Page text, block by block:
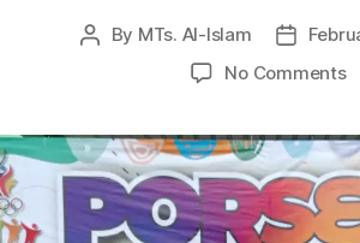
Post
By MTs. Al-Islam
Post
No Commentson